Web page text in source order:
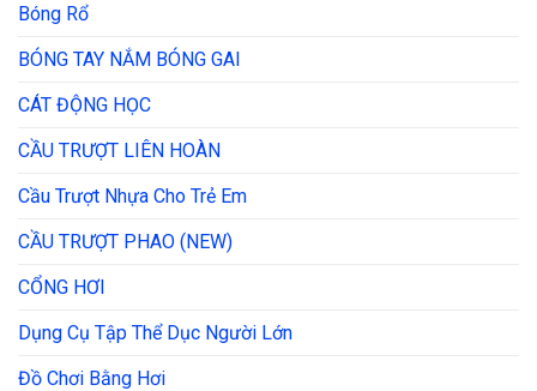
Bóng Rổ
BÓNG TAY NẮM BÓNG GAI
CÁT ĐỘNG HỌC
CẦU TRƯỢT LIÊN HOÀN
Cầu Trượt Nhựa Cho Trẻ Em
CẦU TRƯỢT PHAO (NEW)
CỔNG HƠI
Dụng Cụ Tập Thể Dục Người Lớn
Đồ Chơi Bằng Hơi